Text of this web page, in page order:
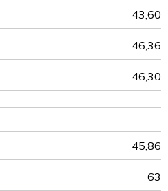
43,60
46,36
46,30
45,86
63